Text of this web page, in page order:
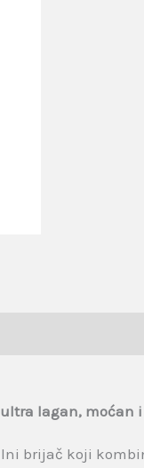
lagan, moćan
brijač koji